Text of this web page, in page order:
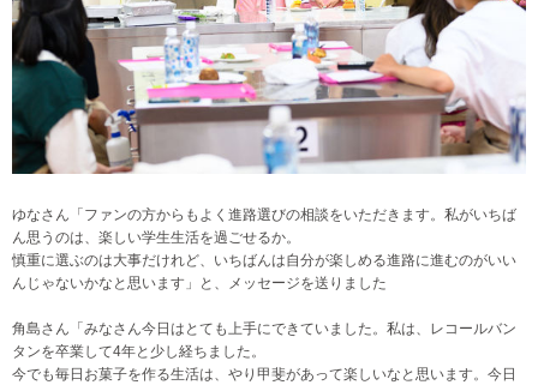
ゆなさん「ファンの方からもよく進路選びの相談をいただきます。私がいちば
ん思うのは、楽しい学生生活を過ごせるか。
慎重に選ぶのは大事だけれど、いちばんは自分が楽しめる進路に進むのがいい
んじゃないかなと思います」と、メッセージを送りました
角島さん「みなさん今日はとても上手にできていました。私は、レコールバン
タンを卒業して4年と少し経ちました。
今でも毎日お菓子を作る生活は、やり甲斐があって楽しいなと思います。今日